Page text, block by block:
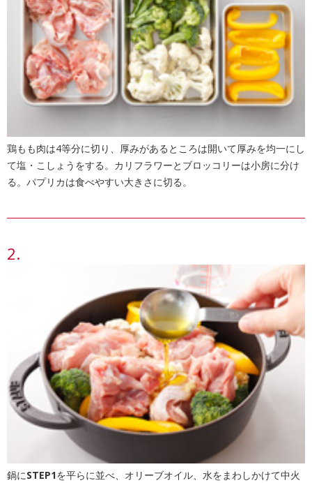
鶏もも肉は4等分に切り、厚みがあるところは開いて厚みを均一にし
て塩・こしょうをする。カリフラワーとブロッコリーは小房に分け
る。パプリカは食べやすい大きさに切る。
鍋にSTEP1を平らに並べ、オリーブオイル、水をまわしかけて中火